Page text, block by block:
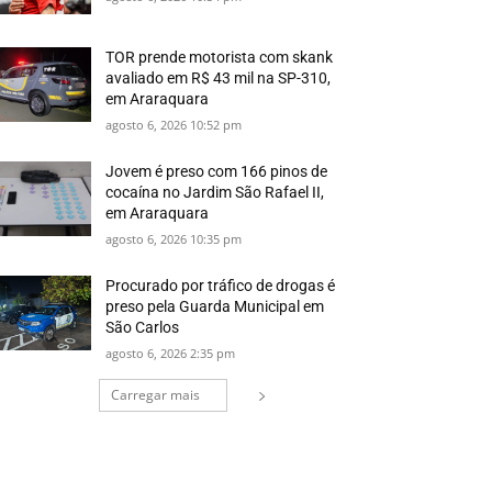
TOR prende motorista com skank
avaliado em R$ 43 mil na SP-310,
em Araraquara
agosto 6, 2026 10:52 pm
Jovem é preso com 166 pinos de
cocaína no Jardim São Rafael II,
em Araraquara
agosto 6, 2026 10:35 pm
Procurado por tráfico de drogas é
preso pela Guarda Municipal em
São Carlos
agosto 6, 2026 2:35 pm
Carregar mais